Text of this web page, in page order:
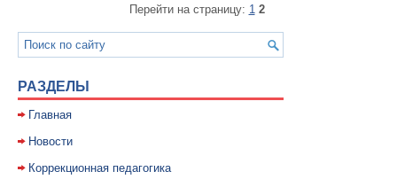
Перейти на страницу: 1 2
РАЗДЕЛЫ
Главная
Новости
Коррекционная педагогика